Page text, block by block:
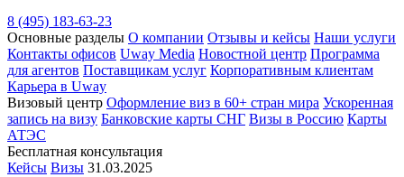
8 (495) 183-63-23
Основные разделы О компании Отзывы и кейсы Наши услуги
Контакты офисов Uway Media Новостной центр Программа
для агентов Поставщикам услуг Корпоративным клиентам
Карьера в Uway
Визовый центр Оформление виз в 60+ стран мира Ускоренная
запись на визу Банковские карты СНГ Визы в Россию Карты
АТЭС
Бесплатная консультация
Кейсы Визы 31.03.2025